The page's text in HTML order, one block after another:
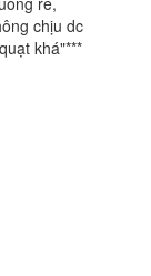
nhượng
phục vụ